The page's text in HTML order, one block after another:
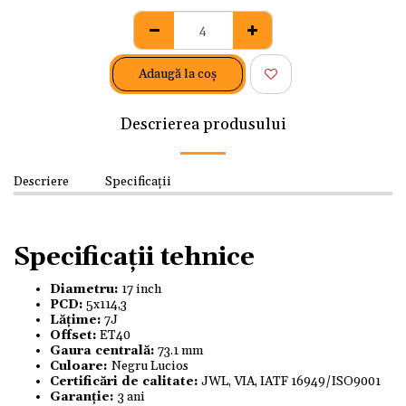
Adaugă la coş
Descrierea produsului
Descriere Specificații
Specificații tehnice
Diametru: 17 inch
PCD: 5x114,3
Lățime: 7J
Offset: ET40
Gaura centrală: 73.1 mm
Culoare: Negru Lucios
Certificări de calitate: JWL, VIA, IATF 16949/ISO9001
Garanție: 3 ani